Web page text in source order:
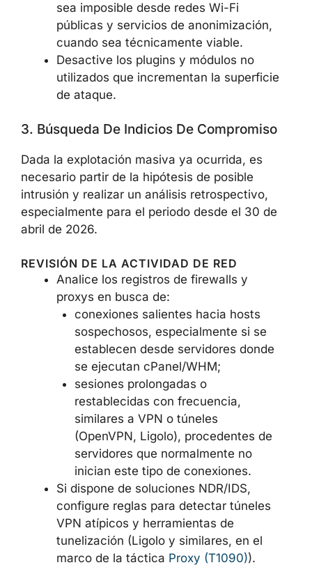
sea imposible desde redes Wi-Fi
públicas y servicios de anonimización,
cuando sea técnicamente viable.
Desactive los plugins y módulos no
utilizados que incrementan la superficie
de ataque.
3. Búsqueda De Indicios De Compromiso
Dada la explotación masiva ya ocurrida, es
necesario partir de la hipótesis de posible
intrusión y realizar un análisis retrospectivo,
especialmente para el periodo desde el 30 de
abril de 2026.
REVISIÓN DE LA ACTIVIDAD DE RED
Analice los registros de firewalls y
proxys en busca de:
conexiones salientes hacia hosts
sospechosos, especialmente si se
establecen desde servidores donde
se ejecutan cPanel/WHM;
sesiones prolongadas o
restablecidas con frecuencia,
similares a VPN o túneles
(OpenVPN, Ligolo), procedentes de
servidores que normalmente no
inician este tipo de conexiones.
Si dispone de soluciones NDR/IDS,
configure reglas para detectar túneles
VPN atípicos y herramientas de
tunelización (Ligolo y similares, en el
marco de la táctica Proxy (T1090)).